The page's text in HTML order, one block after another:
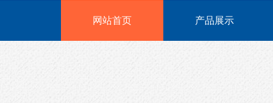
网站首页 产品展示